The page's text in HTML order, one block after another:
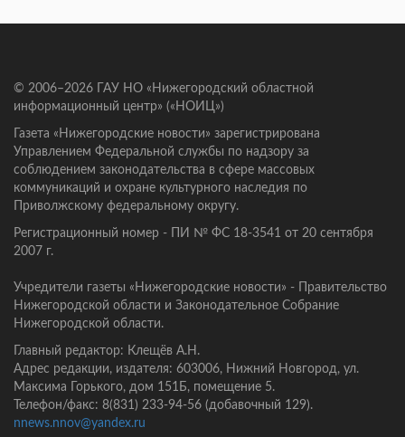
© 2006–2026 ГАУ НО «Нижегородский областной
информационный центр» («НОИЦ»)
Газета «Нижегородские новости» зарегистрирована
Управлением Федеральной службы по надзору за
соблюдением законодательства в сфере массовых
коммуникаций и охране культурного наследия по
Приволжскому федеральному округу.
Регистрационный номер - ПИ № ФС 18-3541 от 20 сентября
2007 г.
Учредители газеты «Нижегородские новости» - Правительство
Нижегородской области и Законодательное Собрание
Нижегородской области.
Главный редактор: Клещёв А.Н.
Адрес редакции, издателя: 603006, Нижний Новгород, ул.
Максима Горького, дом 151Б, помещение 5.
Телефон/факс: 8(831) 233-94-56 (добавочный 129).
nnews.nnov@yandex.ru